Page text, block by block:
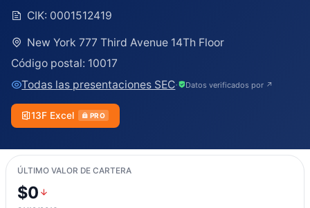
CIK: 0001512419
New York 777 Third Avenue 14Th Floor
Código postal: 10017
Todas las presentaciones SEC· Datos verificados por ↗
13F Excel PRO
ÚLTIMO VALOR DE CARTERA
$0